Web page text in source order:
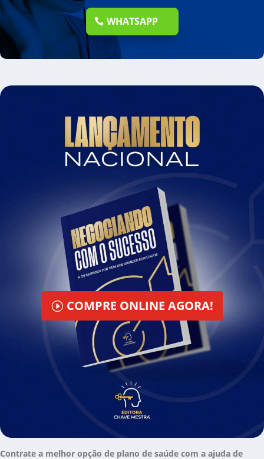
WHATSAPP
COMPRE ONLINE AGORA!
Contrate a melhor opção de plano de saúde com a ajuda de